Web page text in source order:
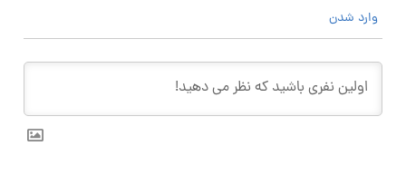
وارد شدن